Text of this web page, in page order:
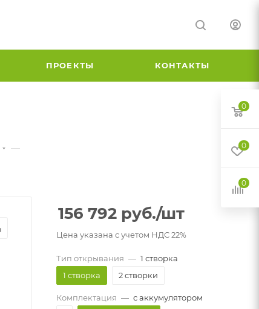
ПРОЕКТЫ КОНТАКТЫ
—
156 792 руб./шт
Цена указана с учетом НДС 22%
Тип открывания — 1 створка
1 створка
2 створки
Комплектация — с аккумулятором
0
0
0